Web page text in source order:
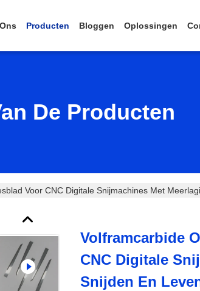
Producten Bloggen Oplossingen
De Producten
Voor CNC Digitale Snijmachines Met
Volframcarbide
CNC Digitale
Snijden En